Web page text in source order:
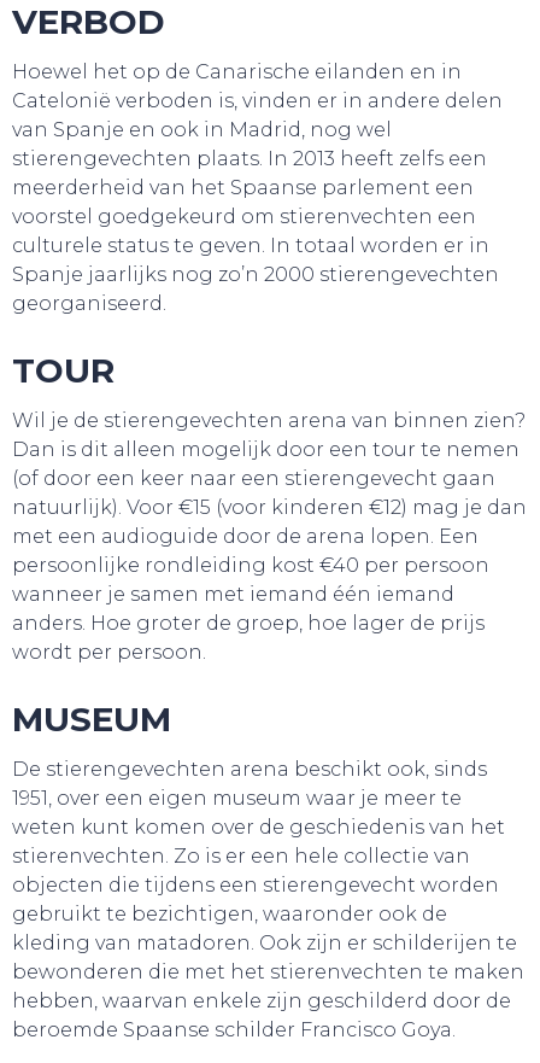
SLAAP LEKKER!
SNUIF CULTUUR!
VERBOD
Hoewel het op de Canarische eilanden en in
Catelonië verboden is, vinden er in andere delen
van Spanje en ook in Madrid, nog wel
stierengevechten plaats. In 2013 heeft zelfs een
meerderheid van het Spaanse parlement een
voorstel goedgekeurd om stierenvechten een
culturele status te geven. In totaal worden er in
Spanje jaarlijks nog zo’n 2000 stierengevechten
georganiseerd.
TOUR
Wil je de stierengevechten arena van binnen zien?
Dan is dit alleen mogelijk door een tour te nemen
(of door een keer naar een stierengevecht gaan
natuurlijk). Voor €15 (voor kinderen €12) mag je dan
met een audioguide door de arena lopen. Een
persoonlijke rondleiding kost €40 per persoon
wanneer je samen met iemand één iemand
anders. Hoe groter de groep, hoe lager de prijs
wordt per persoon.
MUSEUM
De stierengevechten arena beschikt ook, sinds
1951, over een eigen museum waar je meer te
weten kunt komen over de geschiedenis van het
stierenvechten. Zo is er een hele collectie van
objecten die tijdens een stierengevecht worden
gebruikt te bezichtigen, waaronder ook de
kleding van matadoren. Ook zijn er schilderijen te
bewonderen die met het stierenvechten te maken
hebben, waarvan enkele zijn geschilderd door de
beroemde Spaanse schilder Francisco Goya.